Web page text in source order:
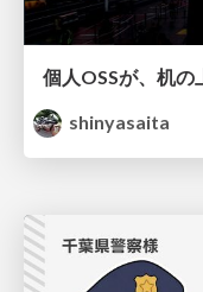
個人OSSが、机
shinyasaita